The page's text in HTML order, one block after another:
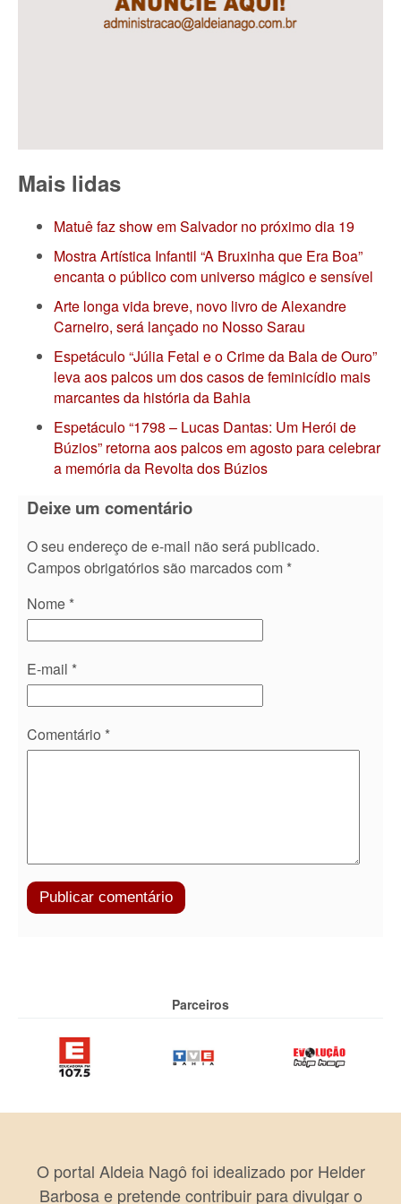
Mais lidas
Matuê faz show em Salvador no próximo dia 19
Mostra Artística Infantil “A Bruxinha que Era Boa”
encanta o público com universo mágico e sensível
Arte longa vida breve, novo livro de Alexandre
Carneiro, será lançado no Nosso Sarau
Espetáculo “Júlia Fetal e o Crime da Bala de Ouro”
leva aos palcos um dos casos de feminicídio mais
marcantes da história da Bahia
Espetáculo “1798 – Lucas Dantas: Um Herói de
Búzios” retorna aos palcos em agosto para celebrar
a memória da Revolta dos Búzios
Deixe um comentário
O seu endereço de e-mail não será publicado.
Campos obrigatórios são marcados com *
Nome *
E-mail *
Comentário *
Parceiros
O portal Aldeia Nagô foi idealizado por Helder
Barbosa e pretende contribuir para divulgar o